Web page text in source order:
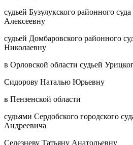
судьей Бузулукского районного
Алексеевну
судьей Домбаровского районного
Николаевну
в Орловской области судьей
Сидорову Наталью Юрьевну
в Пензенской области
судьями Сердобского городского
Андреевича
Селезневу Татьяну Анатольевну